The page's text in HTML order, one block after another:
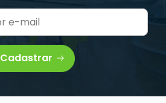
Cadastrar